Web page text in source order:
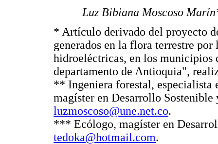
Luz Bibiana Moscoso
* Artículo derivado del proyecto
generados en la flora terrestre
hidroeléctricas, en los municipios
departamento de Antioquia",
** Ingeniera forestal, especialista
magíster en Desarrollo
luzmoscoso@une.net.co.
*** Ecólogo, magíster en
tedoka@hotmail.com.